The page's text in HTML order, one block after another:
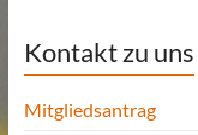
Kontakt zu uns
Mitgliedsantrag